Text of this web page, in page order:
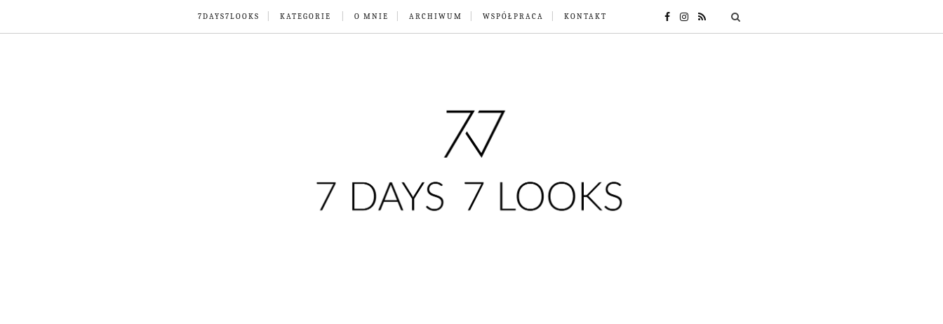
7DAYS7LOOKS KATEGORIE O MNIE ARCHIWUM WSPÓŁPRACA KONTAKT